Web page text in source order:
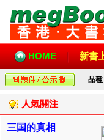
HOME 新書
品種
人氣關注
三国的真相